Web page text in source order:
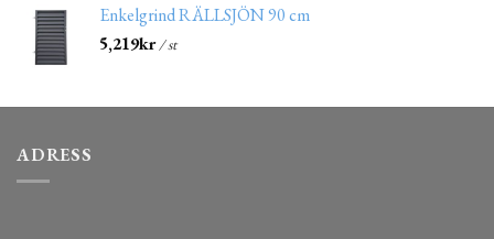
Enkelgrind RÄLLSJÖN 90 cm
5,219kr/ st
ADRESS